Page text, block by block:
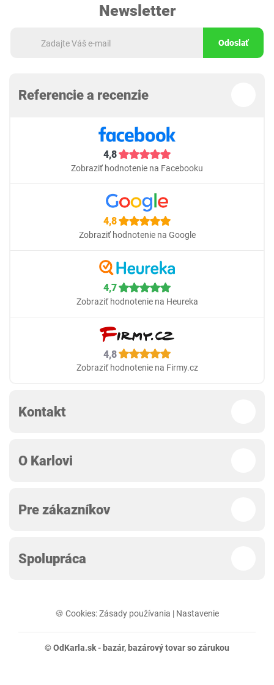
Newsletter
Odoslať
Referencie a recenzie
4,8
Zobraziť hodnotenie na Facebooku
4,8
Zobraziť hodnotenie na Google
4,7
Zobraziť hodnotenie na Heureka
4,8
Zobraziť hodnotenie na Firmy.cz
Kontakt
O Karlovi
Pre zákazníkov
Spolupráca
🍪 Cookies:Zásady používania | Nastavenie
© OdKarla.sk - bazár, bazárový tovar so zárukou